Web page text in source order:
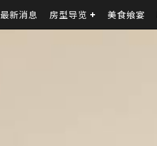
最新消息 房型导览 美食飨宴